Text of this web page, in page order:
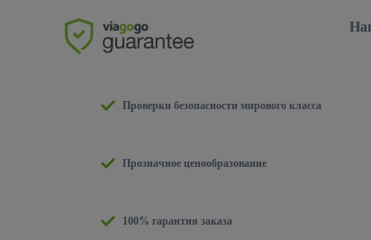
Проверки безопасности мирового класса
Прозначное ценообразование
100% гарантия заказа